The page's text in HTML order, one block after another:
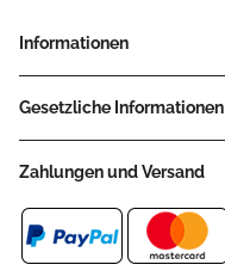
Informationen
Gesetzliche Informationen
Zahlungen und Versand